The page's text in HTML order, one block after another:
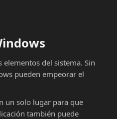
del sistema. Sin
pueden empeorar el
un solo lugar para que
también puede